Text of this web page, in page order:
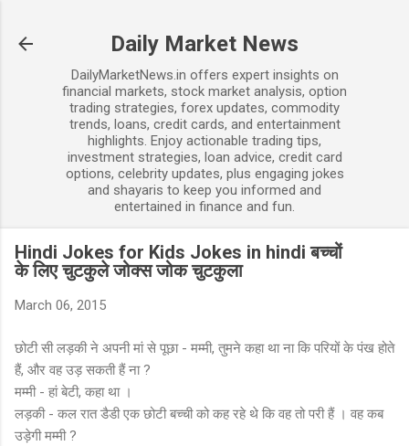
Daily Market News
DailyMarketNews.in offers expert insights on
financial markets, stock market analysis, option
trading strategies, forex updates, commodity
trends, loans, credit cards, and entertainment
highlights. Enjoy actionable trading tips,
investment strategies, loan advice, credit card
options, celebrity updates, plus engaging jokes
and shayaris to keep you informed and
entertained in finance and fun.
Hindi Jokes for Kids Jokes in hindi बच्चों
के लिए चुटकुले जोक्स जोक चुटकुला
March 06, 2015
छोटी सी लड़की ने अपनी मां से पूछा - मम्मी, तुमने कहा था ना कि परियों के पंख होते
हैं, और वह उड़ सकती हैं ना ?
मम्मी - हां बेटी, कहा था ।
लड़की - कल रात डैडी एक छोटी बच्ची को कह रहे थे कि वह तो परी हैं । वह कब
उड़ेगी मम्मी ?